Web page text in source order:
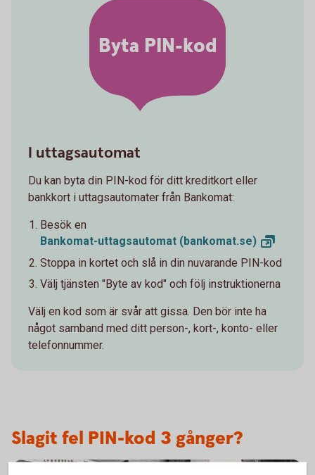
Byta PIN-kod
I uttagsautomat
Du kan byta din PIN-kod för ditt kreditkort eller
bankkort i uttagsautomater från Bankomat:
Besök en
Bankomat-uttagsautomat (bankomat.se)
Stoppa in kortet och slå in din nuvarande PIN-kod
Välj tjänsten "Byte av kod" och följ instruktionerna
Välj en kod som är svår att gissa. Den bör inte ha
något samband med ditt person-, kort-, konto- eller
telefonnummer.
Slagit fel PIN-kod 3 gånger?